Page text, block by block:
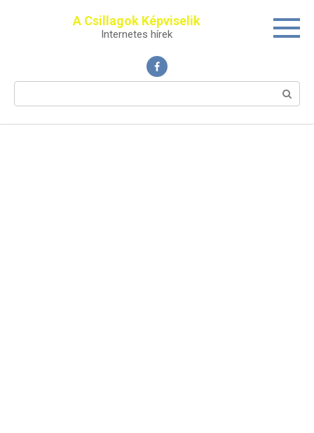
A Csillagok Képviselik
Internetes hírek
Поиск: